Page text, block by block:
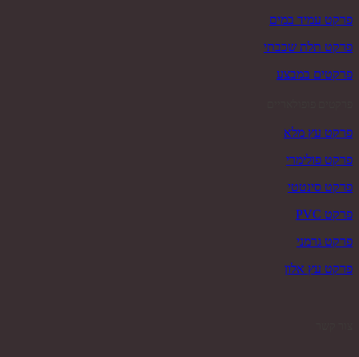
פרקט עמיד במים
פרקט תלת שכבתי
פרקטים במבצע
פרקט עץ מלא
פרקט פולימרי
פרקט סינטטי
פרקט PVC
פרקט גרמני
פרקט עץ אלון